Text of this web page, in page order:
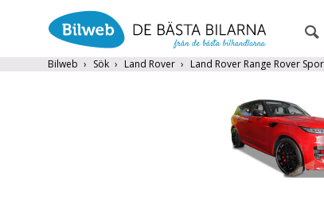
Bilweb Sök Land Rover Land Rover Range Rover
Endast fordon från MRF-anslutna